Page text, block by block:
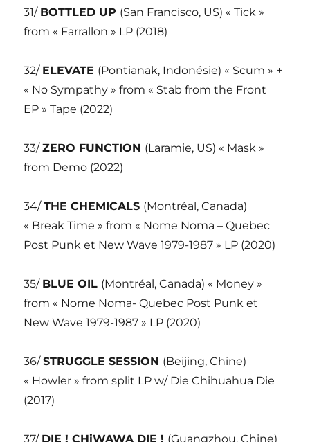
31/ BOTTLED UP (San Francisco, US) « Tick »
from « Farrallon » LP (2018)
32/ ELEVATE (Pontianak, Indonésie) « Scum » +
« No Sympathy » from « Stab from the Front
EP » Tape (2022)
33/ZERO FUNCTION (Laramie, US) « Mask »
from Demo (2022)
34/THE CHEMICALS (Montréal, Canada)
« Break Time » from « Nome Noma – Quebec
Post Punk et New Wave 1979-1987 » LP (2020)
35/ BLUE OIL (Montréal, Canada) « Money »
from « Nome Noma- Quebec Post Punk et
New Wave 1979-1987 » LP (2020)
36/STRUGGLE SESSION (Beijing, Chine)
« Howler » from split LP w/ Die Chihuahua Die
(2017)
37/ DIE ! CHiWAWA DIE ! (Guangzhou, Chine)